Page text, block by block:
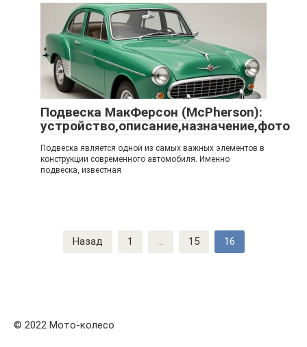
Подвеска МакФерсон (McPherson):
устройство,описание,назначение,фото
Подвеска является одной из самых важных элементов в
конструкции современного автомобиля. Именно
подвеска, известная
Назад 1 ... 15 16
© 2022 Мото-колесо